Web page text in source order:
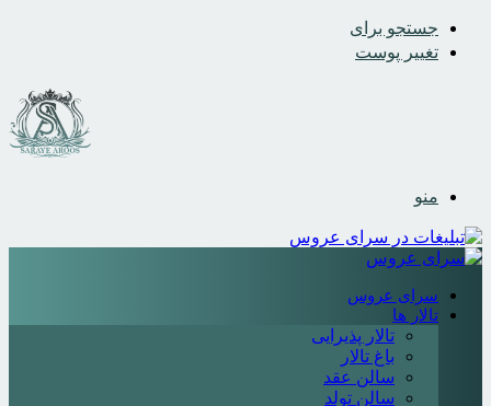
جستجو برای
تغییر پوست
منو
سرای عروس
تالار ها
تالار پذیرایی
باغ تالار
سالن عقد
سالن تولد